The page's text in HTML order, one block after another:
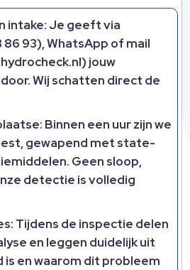
intake: Je geeft via
93), WhatsApp of mail
jouw
Wij schatten direct de
Binnen een uur zijn we
gewapend met state-
Geen sloop,
detectie is volledig
Tijdens de inspectie delen
en leggen duidelijk uit
is en waarom dit probleem